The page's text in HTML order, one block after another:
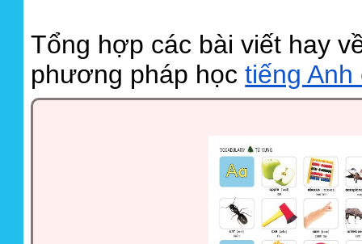
Tổng hợp các bài viết hay
phương pháp họctiếng